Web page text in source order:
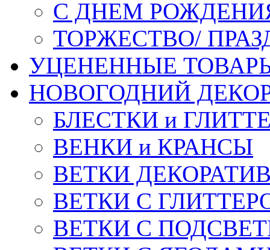
С ДНЕМ
ТОРЖЕСТВО/
УЦЕНЕННЫЕ
НОВОГОДНИЙ
БЛЕСТКИ и
ВЕНКИ и КРАНСЫ
ВЕТКИ
ВЕТКИ С
ВЕТКИ С